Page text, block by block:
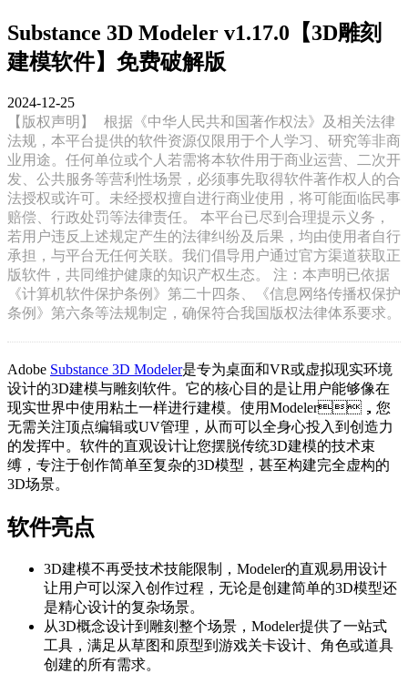
Substance 3D Modeler v1.17.0【3D雕刻
建模软件】免费破解版
2024-12-25
【版权声明】
根据《中华人民共和国著作权法》及相关法律
法规，本平台提供的软件资源仅限用于个人学习、研究等非商
业用途。任何单位或个人若需将本软件用于商业运营、二次开
发、公共服务等营利性场景，必须事先取得软件著作权人的合
法授权或许可。未经授权擅自进行商业使用，将可能面临民事
赔偿、行政处罚等法律责任。 本平台已尽到合理提示义务，
若用户违反上述规定产生的法律纠纷及后果，均由使用者自行
承担，与平台无任何关联。我们倡导用户通过官方渠道获取正
版软件，共同维护健康的知识产权生态。 注：本声明已依据
《计算机软件保护条例》第二十四条、《信息网络传播权保护
条例》第六条等法规制定，确保符合我国版权法律体系要求。
Adobe Substance 3D Modeler是专为桌面和VR或虚拟现实环境
设计的3D建模与雕刻软件。它的核心目的是让用户能够像在
现实世界中使用粘土一样进行建模。使用Modeler，您
无需关注顶点编辑或UV管理，从而可以全身心投入到创造力
的发挥中。软件的直观设计让您摆脱传统3D建模的技术束
缚，专注于创作简单至复杂的3D模型，甚至构建完全虚构的
3D场景。
软件亮点
3D建模不再受技术技能限制，Modeler的直观易用设计
让用户可以深入创作过程，无论是创建简单的3D模型还
是精心设计的复杂场景。
从3D概念设计到雕刻整个场景，Modeler提供了一站式
工具，满足从草图和原型到游戏关卡设计、角色或道具
创建的所有需求。